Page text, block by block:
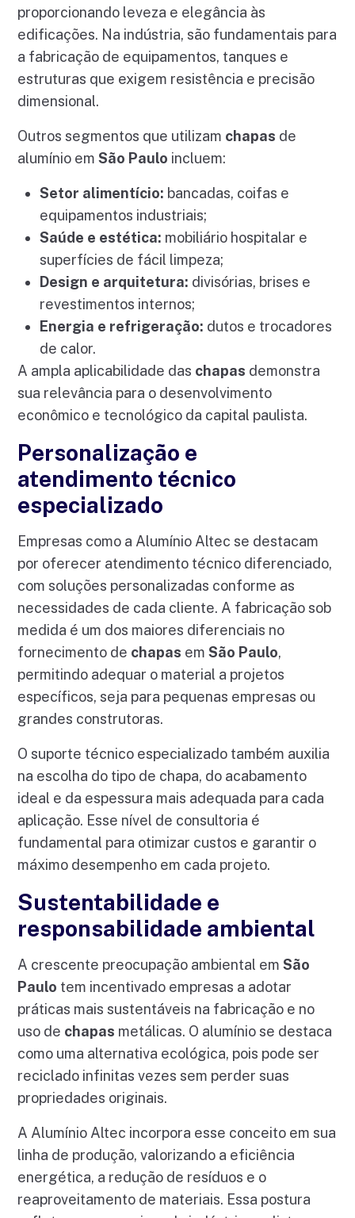
proporcionando leveza e elegância às
edificações. Na indústria, são fundamentais para
a fabricação de equipamentos, tanques e
estruturas que exigem resistência e precisão
dimensional.
Outros segmentos que utilizam chapas de
alumínio emSão Paulo incluem:
Setor alimentício: bancadas, coifas e
equipamentos industriais;
Saúde e estética: mobiliário hospitalar e
superfícies de fácil limpeza;
Design e arquitetura: divisórias, brises e
revestimentos internos;
Energia e refrigeração: dutos e trocadores
de calor.
A ampla aplicabilidade das chapas demonstra
sua relevância para o desenvolvimento
econômico e tecnológico da capital paulista.
Personalização e
atendimento técnico
especializado
Empresas como a Alumínio Altec se destacam
por oferecer atendimento técnico diferenciado,
com soluções personalizadas conforme as
necessidades de cada cliente. A fabricação sob
medida é um dos maiores diferenciais no
fornecimento de chapas emSão Paulo,
permitindo adequar o material a projetos
específicos, seja para pequenas empresas ou
grandes construtoras.
O suporte técnico especializado também auxilia
na escolha do tipo de chapa, do acabamento
ideal e da espessura mais adequada para cada
aplicação. Esse nível de consultoria é
fundamental para otimizar custos e garantir o
máximo desempenho em cada projeto.
Sustentabilidade e
responsabilidade ambiental
A crescente preocupação ambiental emSão
Paulo tem incentivado empresas a adotar
práticas mais sustentáveis na fabricação e no
uso de chapas metálicas. O alumínio se destaca
como uma alternativa ecológica, pois pode ser
reciclado infinitas vezes sem perder suas
propriedades originais.
A Alumínio Altec incorpora esse conceito em sua
linha de produção, valorizando a eficiência
energética, a redução de resíduos e o
reaproveitamento de materiais. Essa postura